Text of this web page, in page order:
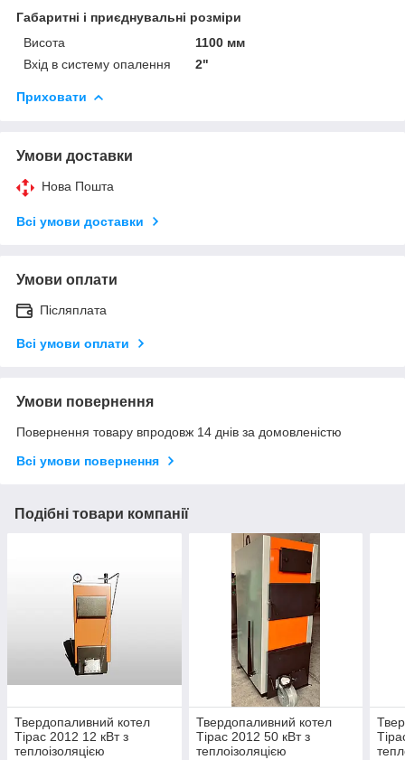
Габаритні і приєднувальні розміри
Висота
1100 мм
Вхід в систему опалення
2"
Приховати
Умови доставки
Нова Пошта
Всі умови доставки
Умови оплати
Післяплата
Всі умови оплати
Умови повернення
Повернення товару впродовж 14 днів за домовленістю
Всі умови повернення
Подібні товари компанії
Твердопаливний котел
Тірас 2012 12 кВт з
теплоізоляцією
Твердопаливний котел
Тірас 2012 50 кВт з
теплоізоляцією